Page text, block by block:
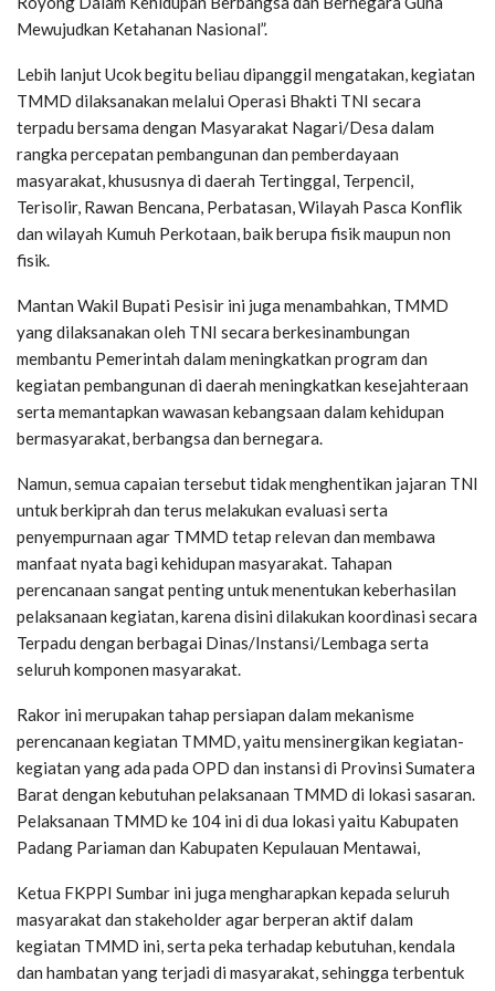
Mewujudkan Ketahanan Nasional”.
Lebih lanjut Ucok begitu beliau dipanggil mengatakan, kegiatan
TMMD dilaksanakan melalui Operasi Bhakti TNI secara
terpadu bersama dengan Masyarakat Nagari/Desa dalam
rangka percepatan pembangunan dan pemberdayaan
masyarakat, khususnya di daerah Tertinggal, Terpencil,
Terisolir, Rawan Bencana, Perbatasan, Wilayah Pasca Konflik
dan wilayah Kumuh Perkotaan, baik berupa fisik maupun non
fisik.
Mantan Wakil Bupati Pesisir ini juga menambahkan, TMMD
yang dilaksanakan oleh TNI secara berkesinambungan
membantu Pemerintah dalam meningkatkan program dan
kegiatan pembangunan di daerah meningkatkan kesejahteraan
serta memantapkan wawasan kebangsaan dalam kehidupan
bermasyarakat, berbangsa dan bernegara.
Namun, semua capaian tersebut tidak menghentikan jajaran TNI
untuk berkiprah dan terus melakukan evaluasi serta
penyempurnaan agar TMMD tetap relevan dan membawa
manfaat nyata bagi kehidupan masyarakat. Tahapan
perencanaan sangat penting untuk menentukan keberhasilan
pelaksanaan kegiatan, karena disini dilakukan koordinasi secara
Terpadu dengan berbagai Dinas/Instansi/Lembaga serta
seluruh komponen masyarakat.
Rakor ini merupakan tahap persiapan dalam mekanisme
perencanaan kegiatan TMMD, yaitu mensinergikan kegiatan-
kegiatan yang ada pada OPD dan instansi di Provinsi Sumatera
Barat dengan kebutuhan pelaksanaan TMMD di lokasi sasaran.
Pelaksanaan TMMD ke 104 ini di dua lokasi yaitu Kabupaten
Padang Pariaman dan Kabupaten Kepulauan Mentawai,
Ketua FKPPI Sumbar ini juga mengharapkan kepada seluruh
masyarakat dan stakeholder agar berperan aktif dalam
kegiatan TMMD ini, serta peka terhadap kebutuhan, kendala
dan hambatan yang terjadi di masyarakat, sehingga terbentuk